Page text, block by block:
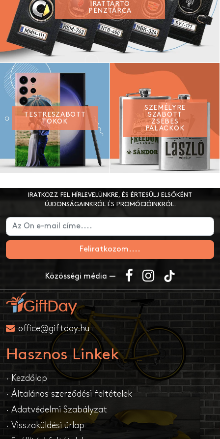
IRATTARTÓ
PÉNZTÁRCA
TESTRESZABOTT
TOKOK
SZEMÉLYRE
SZABOTT
ZSEBES
PALACKOK
IRATKOZZ FEL HÍRLEVELÜNKRE, ÉS ÉRTESÜLJ ELSŐKÉNT
ÚJDONSÁGAINKRÓL ÉS PROMÓCIÓINKRÓL.
Feliratkozom....
Közösségi média —
office@giftday.hu
Hasznos Linkek
· Kezdőlap
· Általános szerződési feltételek
· Adatvédelmi Szabályzat
· Visszaküldési űrlap